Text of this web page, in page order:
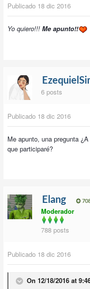
Publicado 18 dic 2016
Yo quiero!!! Me apunto!!
6 posts
Publicado 18 dic 2016
Me apunto, una pregunta
que participaré?
Elang
Moderador
788 posts
Publicado 18 dic 2016
On 12/18/2016 at